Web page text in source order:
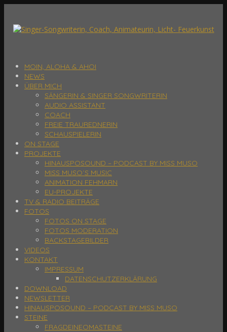
MOIN, ALOHA & AHOI
NEWS
ÜBER MICH
SÄNGERIN & SINGER SONGWRITERIN
AUDIO ASSISTANT
COACH
FREIE TRAUREDNERIN
SCHAUSPIELERIN
ON STAGE
PROJEKTE
HINAUSPOSOUND – PODCAST BY MISS MUSO
MISS MUSO´S MUSIC
ANIMATION FEHMARN
EU-PROJEKTE
TV & RADIO BEITRÄGE
FOTOS
FOTOS ON STAGE
FOTOS MODERATION
BACKSTAGEBILDER
VIDEOS
KONTAKT
IMPRESSUM
DATENSCHUTZERKLÄRUNG
DOWNLOAD
NEWSLETTER
HINAUSPOSOUND – PODCAST BY MISS MUSO
STEINE
FRAGDEINEOMASTEINE